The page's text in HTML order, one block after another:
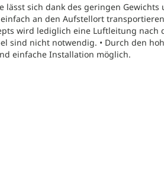
lässt sich dank des geringen Gewichts
an den Aufstellort
wird lediglich eine Luftleitung nach
sind nicht notwendig. • Durch den
einfache Installation möglich.